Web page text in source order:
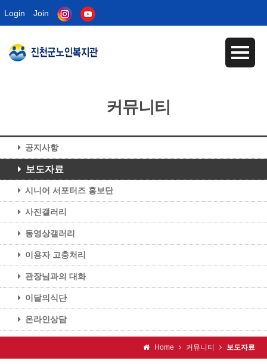
Login Join
커뮤니티
공지사항
보도자료
시니어 서포터즈 홍보단
사진갤러리
동영상갤러리
이용자 고충처리
관장님과의 대화
이달의식단
온라인상담
Home 커뮤니티 보도자료